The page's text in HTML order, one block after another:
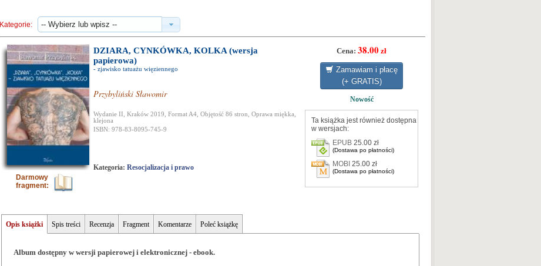
Kategorie:
Darmowy
fragment:
DZIARA, CYNKÓWKA, KOLKA (wersja
papierowa)
- zjawisko tatuażu więziennego
Cena: 38.00 zł
Zamawiam i płacę
(+ GRATIS)
Nowość
Ta książka jest również dostępna
w wersjach:
EPUB 25.00 zł
(Dostawa po płatności)
MOBI 25.00 zł
(Dostawa po płatności)
Przybyliński Sławomir
Wydanie II, Kraków 2019, Format A4, Objętość 86 stron, Oprawa miękka,
klejona
ISBN: 978-83-8095-745-9
Kategoria: Resocjalizacja i prawo
Opis książki Spis treści Recenzja Fragment Komentarze Poleć książkę
Album dostępny w wersji papierowej i elektronicznej - ebook.